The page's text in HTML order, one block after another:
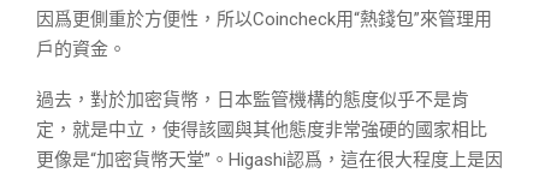
因爲更側重於方便性，所以Coincheck用“熱錢包”來管理用
戶的資金。
過去，對於加密貨幣，日本監管機構的態度似乎不是肯
定，就是中立，使得該國與其他態度非常強硬的國家相比
更像是“加密貨幣天堂”。Higashi認爲，這在很大程度上是因